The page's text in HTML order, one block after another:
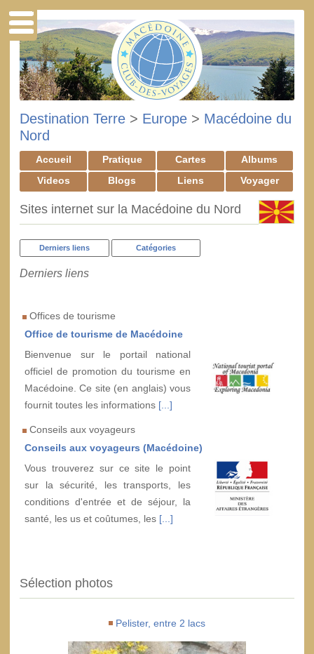
Destination Terre > Europe > Macédoine du
Nord
Accueil Pratique Cartes
Albums
Videos
Blogs Liens Voyager
Sites internet sur la Macédoine du Nord
Derniers liens Catégories
Derniers liens
Offices de tourisme
Office de tourisme de Macédoine
Bienvenue sur le portail national
officiel de promotion du tourisme en
Macédoine. Ce site (en anglais) vous
fournit toutes les informations [...]
Conseils aux voyageurs
Conseils aux voyageurs (Macédoine)
Vous trouverez sur ce site le point
sur la sécurité, les transports, les
conditions d'entrée et de séjour, la
santé, les us et coûtumes, les [...]
Sélection photos
Pelister, entre 2 lacs